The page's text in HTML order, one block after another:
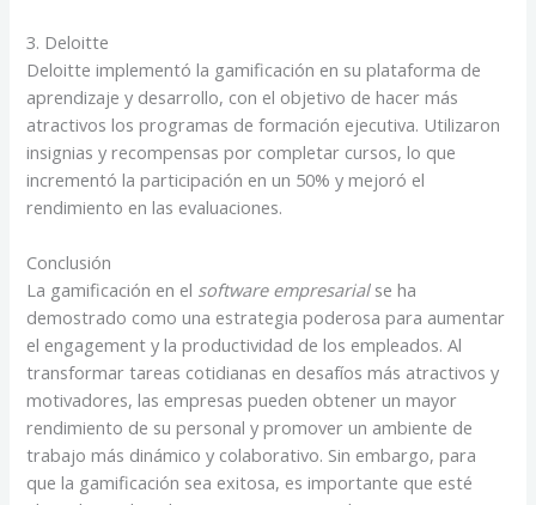
3. Deloitte
Deloitte implementó la gamificación en su plataforma de
aprendizaje y desarrollo, con el objetivo de hacer más
atractivos los programas de formación ejecutiva. Utilizaron
insignias y recompensas por completar cursos, lo que
incrementó la participación en un 50% y mejoró el
rendimiento en las evaluaciones.
Conclusión
La gamificación en el software empresarialse ha
demostrado como una estrategia poderosa para aumentar
el engagement y la productividad de los empleados. Al
transformar tareas cotidianas en desafíos más atractivos y
motivadores, las empresas pueden obtener un mayor
rendimiento de su personal y promover un ambiente de
trabajo más dinámico y colaborativo. Sin embargo, para
que la gamificación sea exitosa, es importante que esté